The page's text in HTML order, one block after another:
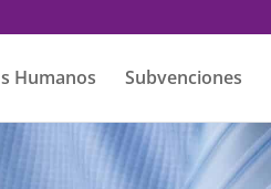
Humanos Subvenciones